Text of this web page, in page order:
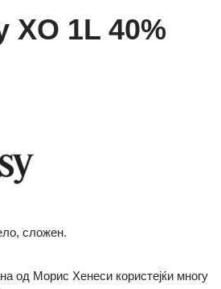
XO 1L 40%
сложен.
од Морис Хенеси користејќи многу